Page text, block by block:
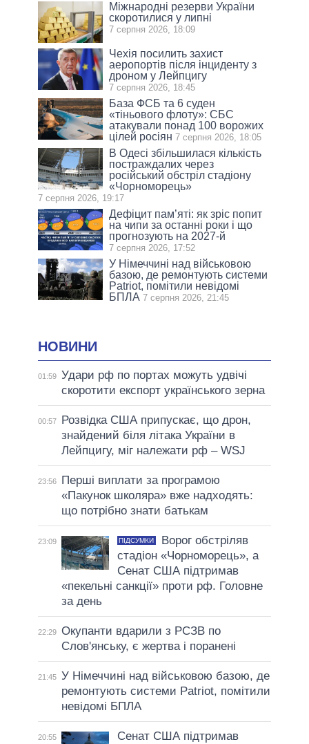
Міжнародні резерви України
скоротилися у липні
7 серпня 2026, 18:09
Чехія посилить захист
аеропортів після інциденту з
дроном у Лейпцигу
7 серпня 2026, 18:45
База ФСБ та 6 суден
«тіньового флоту»: СБС
атакували понад 100 ворожих
цілей росіян 7 серпня 2026, 18:05
В Одесі збільшилася кількість
постраждалих через
російський обстріл стадіону
«Чорноморець»
7 серпня 2026, 19:17
Дефіцит пам’яті: як зріс попит
на чипи за останні роки і що
прогнозують на 2027-й
7 серпня 2026, 17:52
У Німеччині над військовою
базою, де ремонтують системи
Patriot, помітили невідомі
БПЛА 7 серпня 2026, 21:45
НОВИНИ
01:59 Удари рф по портах можуть удвічі
скоротити експорт українського зерна
00:57
Розвідка США припускає, що дрон,
знайдений біля літака України в
Лейпцигу, міг належати рф – WSJ
23:56
Перші виплати за програмою
«Пакунок школяра» вже надходять:
що потрібно знати батькам
23:09 ПІДСУМКИ
Ворог обстріляв
стадіон «Чорноморець», а
Сенат США підтримав
«пекельні санкції» проти рф. Головне
за день
22:29 Окупанти вдарили з РСЗВ по
Слов'янську, є жертва і поранені
21:45 У Німеччині над військовою базою, де
ремонтують системи Patriot, помітили
невідомі БПЛА
20:55
Сенат США підтримав